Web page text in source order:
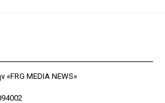
«FRG MEDIA NEWS»